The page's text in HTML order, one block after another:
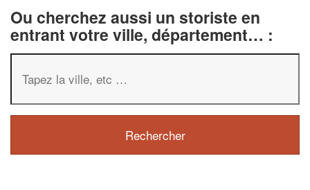
Ou cherchez aussi un storiste en
entrant votre ville, département… :